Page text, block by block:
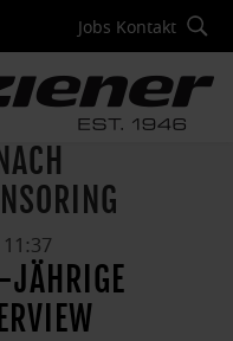
Jobs Kontakt